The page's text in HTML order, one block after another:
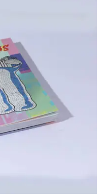
– Les Frigos